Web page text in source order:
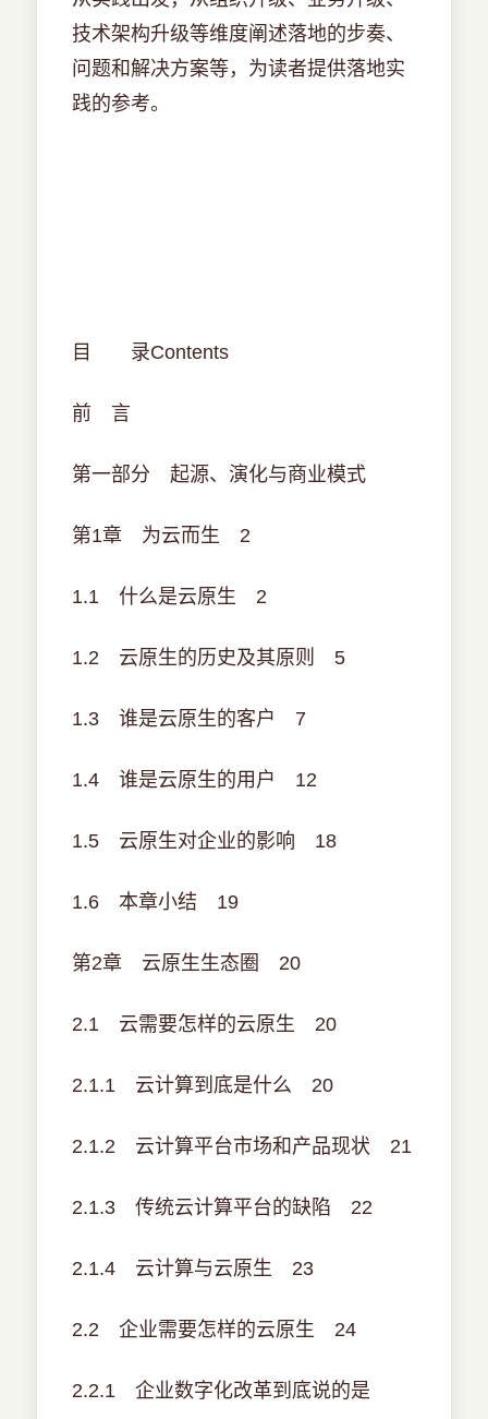
技术架构升级等维度阐述落地的步奏、
问题和解决方案等，为读者提供落地实
践的参考。
目 录Contents
前 言
第一部分 起源、演化与商业模式
第1章 为云而生 2
1.1 什么是云原生 2
1.2 云原生的历史及其原则 5
1.3 谁是云原生的客户 7
1.4 谁是云原生的用户 12
1.5 云原生对企业的影响 18
1.6 本章小结 19
第2章 云原生生态圈 20
2.1 云需要怎样的云原生 20
2.1.1 云计算到底是什么 20
2.1.2 云计算平台市场和产品现状 21
2.1.3 传统云计算平台的缺陷 22
2.1.4 云计算与云原生 23
2.2 企业需要怎样的云原生 24
2.2.1 企业数字化改革到底说的是